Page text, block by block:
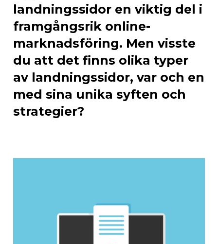
landningssidor en viktig del i
framgångsrik online-
marknadsföring. Men visste
du att det finns olika typer
av landningssidor, var och en
med sina unika syften och
strategier?